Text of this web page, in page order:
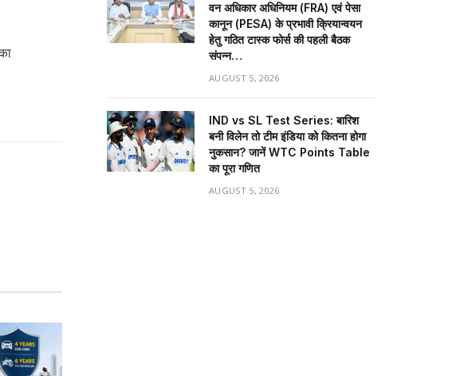
वन अधिकार अधिनियम (FRA) एवं पेसा
कानून (PESA) के प्रभावी क्रियान्वयन
हेतु गठित टास्क फोर्स की पहली बैठक
संपन्न…
AUGUST 5, 2026
IND vs SL Test Series: बारिश
बनी विलेन तो टीम इंडिया को कितना होगा
नुकसान? जानें WTC Points Table
का पूरा गणित
AUGUST 5, 2026